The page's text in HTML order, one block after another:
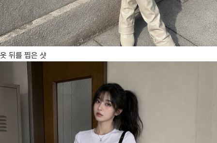
옷 뒤를 찝은 샷